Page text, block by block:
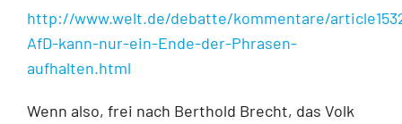
http://www.welt.de/debatte/kommentare/
AfD-kann-nur-ein-Ende-der-Phrasen-
aufhalten.html
Wenn also, frei nach Berthold Brecht, das Volk